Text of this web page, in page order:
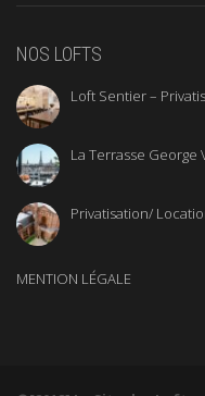
NOS LOFTS
Loft Sentier –
La Terrasse George
Privatisation/
MENTION LÉGALE